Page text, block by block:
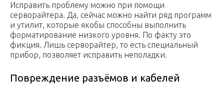
Исправить проблему можно при помощи
серворайтера. Да, сейчас можно найти ряд программ
и утилит, которые якобы способны выполнить
форматирование низкого уровня. По факту это
фикция. Лишь серворайтер, то есть специальный
прибор, позволяет исправить неполадки.
Повреждение разъёмов и кабелей